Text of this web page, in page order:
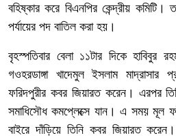
বহিষ্কার করে বিএনপির কেন্দ্রীয়
পর্যায়ের পদ বাতিল করা হয়।
বৃহস্পতিবার বেলা ১১টার দিকে হাবিবুর
গওহরডাঙ্গা খাদেমুল ইসলাম মাদ্রাসার
ফরিদপুরীর কবর জিয়ারত করেন। এরপর
সমাধিসৌধ কমপ্লেক্সে যান। এ সময় মূল
বাইরে দাঁড়িয়ে তিনি কবর জিয়ারত করেন।